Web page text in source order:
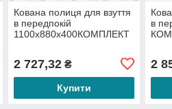
Кована полиця для взуття
в передпокій
1100х880х400КОМПЛЕКТ
2 727,32₴
Купити
в
2